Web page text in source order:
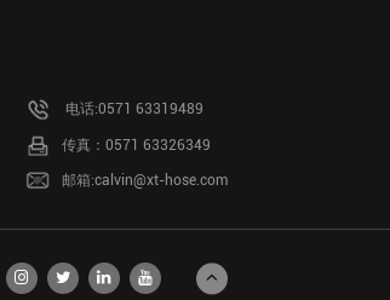
电话:0571 63319489
传真：0571 63326349
邮箱:calvin@xt-hose.com